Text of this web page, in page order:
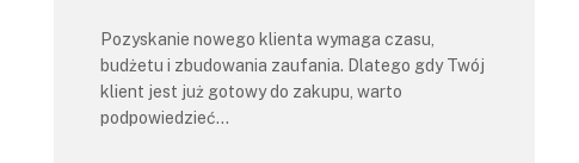
Pozyskanie nowego klienta wymaga czasu,
budżetu i zbudowania zaufania. Dlatego gdy Twój
klient jest już gotowy do zakupu, warto
podpowiedzieć…